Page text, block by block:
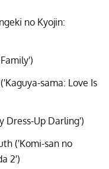
no Kyojin:
sama: Love Is
Dress-Up Darling')
('Komi-san no
2')